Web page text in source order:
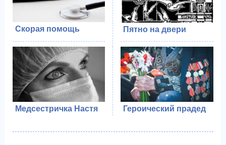
Скорая помощь Пятно на двери
Медсестричка Настя Героический прадед